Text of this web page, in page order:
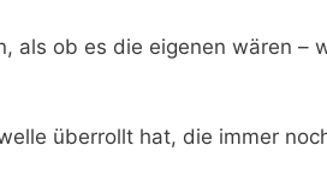
als ob es die eigenen wären –
überrollt hat, die immer